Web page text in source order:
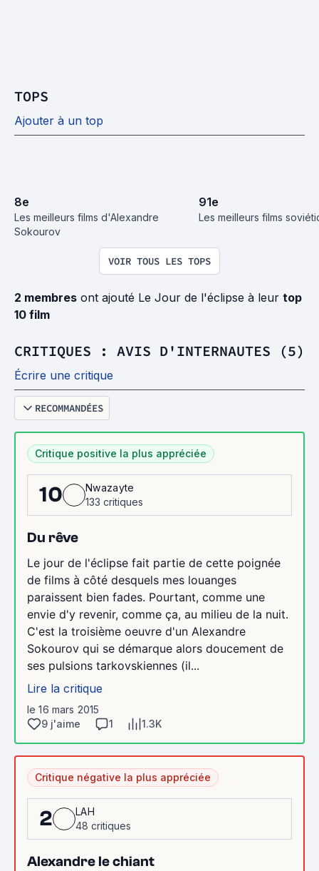
TOPS
Ajouter à un top
8e
Les meilleurs films d'Alexandre
Sokourov
91e
Les meilleurs films
VOIR TOUS LES TOPS
2 membres ont ajouté Le Jour de l'éclipse à leur top
10 film
CRITIQUES : AVIS D'INTERNAUTES (5)
Écrire une critique
RECOMMANDÉES
Critique positive la plus appréciée
10
Nwazayte
133 critiques
Du rêve
Le jour de l'éclipse fait partie de cette poignée
de films à côté desquels mes louanges
paraissent bien fades. Pourtant, comme une
envie d'y revenir, comme ça, au milieu de la nuit.
C'est la troisième oeuvre d'un Alexandre
Sokourov qui se démarque alors doucement de
ses pulsions tarkovskiennes (il...
Lire la critique
le 16 mars 2015
9 j'aime
1 1.3K
Critique négative la plus appréciée
2
LAH
48 critiques
Alexandre le chiant